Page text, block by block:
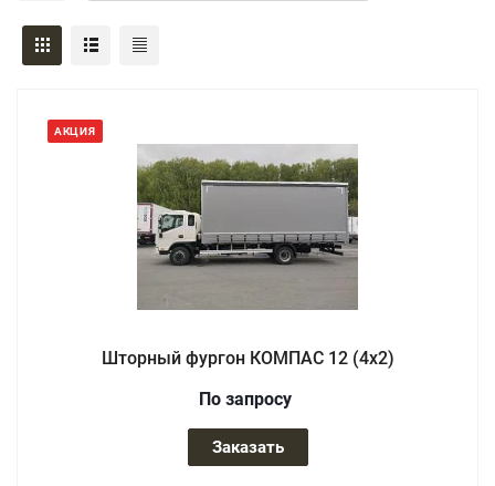
АКЦИЯ
Шторный фургон КОМПАС 12 (4х2)
По запросу
Заказать